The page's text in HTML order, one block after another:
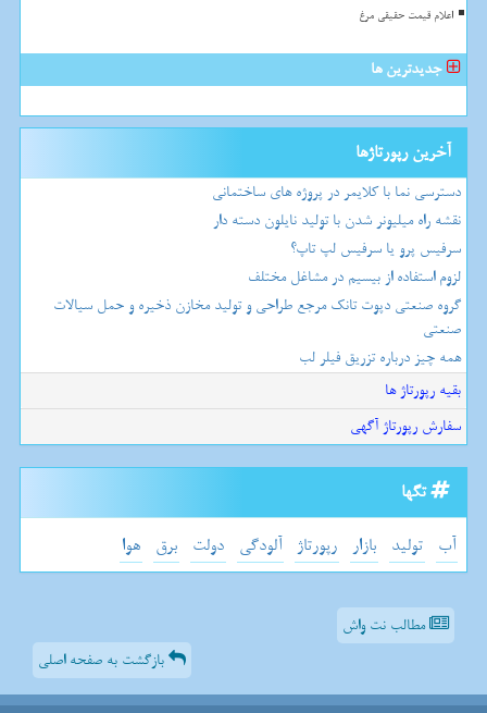
اعلام قیمت حقیقی مرغ
جدیدترین ها
آخرین رپورتاژها
دسترسی نما با کلایمر در پروژه های ساختمانی
نقشه راه میلیونر شدن با تولید نایلون دسته دار
سرفیس پرو یا سرفیس لپ تاپ؟
لزوم استفاده از بیسیم در مشاغل مختلف
گروه صنعتی دپوت تانک مرجع طراحی و تولید مخازن ذخیره و حمل سیالات
صنعتی
همه چیز درباره تزریق فیلر لب
بقیه رپورتاژ ها
سفارش رپورتاژ آگهی
تگها
آب تولید بازار رپورتاژ آلودگی دولت برق هوا
مطالب نت واش
بازگشت به صفحه اصلی